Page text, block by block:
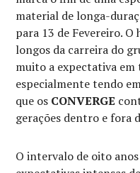
material de longa-
para 13 de Fevereiro.
longos da carreira do
muito a expectativa
especialmente tendo
que os CONVERGE
gerações dentro e fora
O intervalo de oito